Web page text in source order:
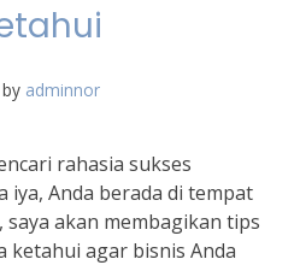
by adminnor
rahasia sukses
iya, Anda berada di tempat
akan membagikan tips
ketahui agar bisnis Anda